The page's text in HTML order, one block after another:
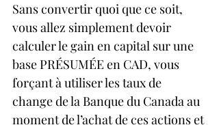
Sans convertir quoi que ce soit,
vous allez simplement devoir
calculer le gain en capital sur une
base PRÉSUMÉE en CAD, vous
forçant à utiliser les taux de
change de la Banque du Canada au
moment de l’achat de ces actions et